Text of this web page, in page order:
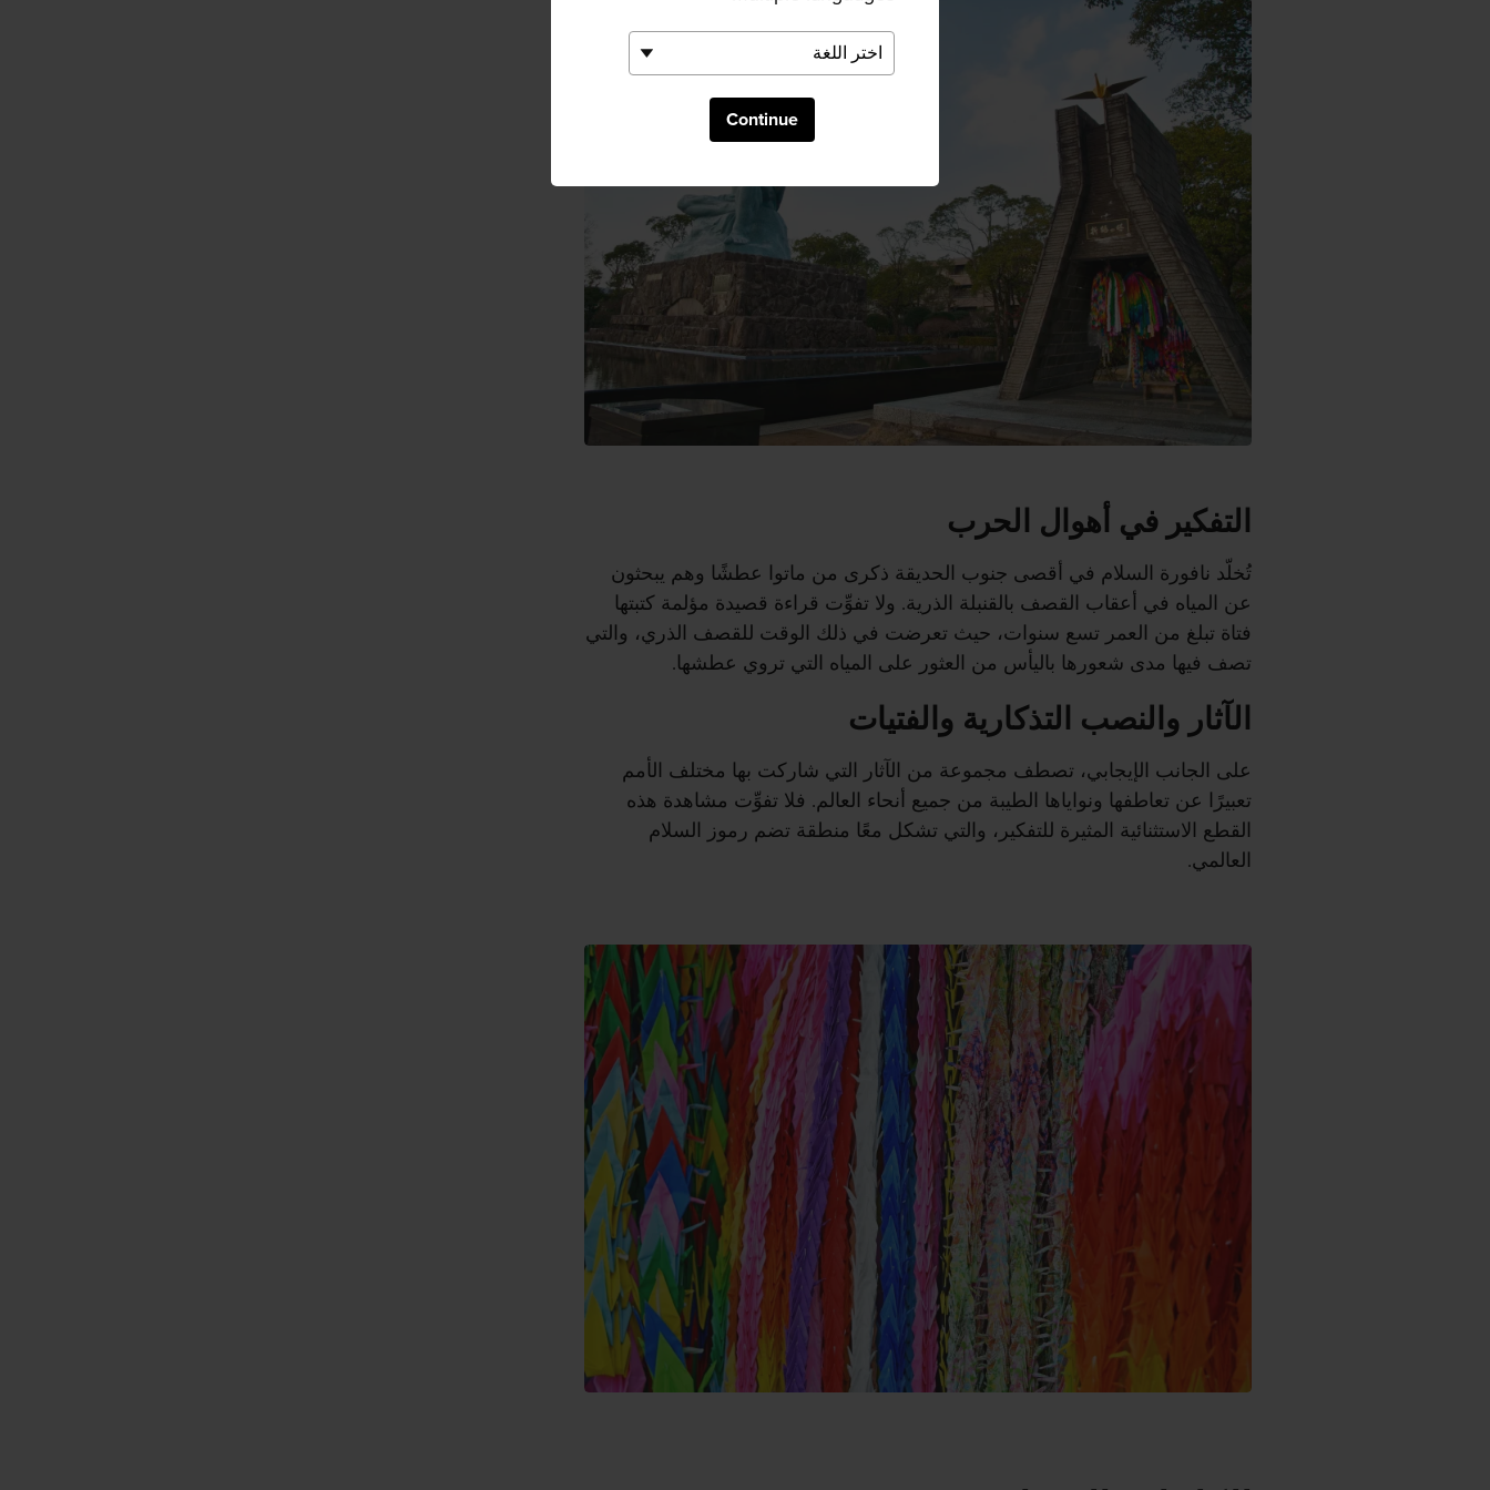
Continue
التفكير في أهوال الحرب
تُخلّد نافورة السلام في أقصى جنوب الحديقة ذكرى من ماتوا عطشًا وهم يبحثون
عن المياه في أعقاب القصف بالقنبلة الذرية. ولا تفوِّت قراءة قصيدة مؤلمة كتبتها
فتاة تبلغ من العمر تسع سنوات، حيث تعرضت في ذلك الوقت للقصف الذري، والتي
تصف فيها مدى شعورها باليأس من العثور على المياه التي تروي عطشها.
الآثار والنصب التذكارية والفتيات
على الجانب الإيجابي، تصطف مجموعة من الآثار التي شاركت بها مختلف الأمم
تعبيرًا عن تعاطفها ونواياها الطيبة من جميع أنحاء العالم. فلا تفوِّت مشاهدة هذه
القطع الاستثنائية المثيرة للتفكير، والتي تشكل معًا منطقة تضم رموز السلام
العالمي.